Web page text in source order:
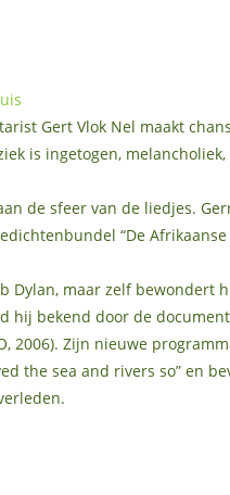
Gert Vlok Nel maakt
is ingetogen,
de sfeer van de liedjes.
“De
Dylan, maar zelf bewondert
hij bekend door de
2006). Zijn nieuwe
the sea and rivers so” en